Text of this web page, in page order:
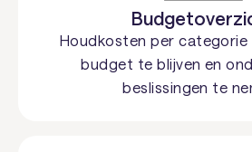
Houdkosten per categorie
budget te blijven en
beslissingen te